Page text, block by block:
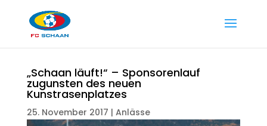
„Schaan läuft!“ – Sponsorenlauf
zugunsten des neuen
Kunstrasenplatzes
25. November 2017 | Anlässe